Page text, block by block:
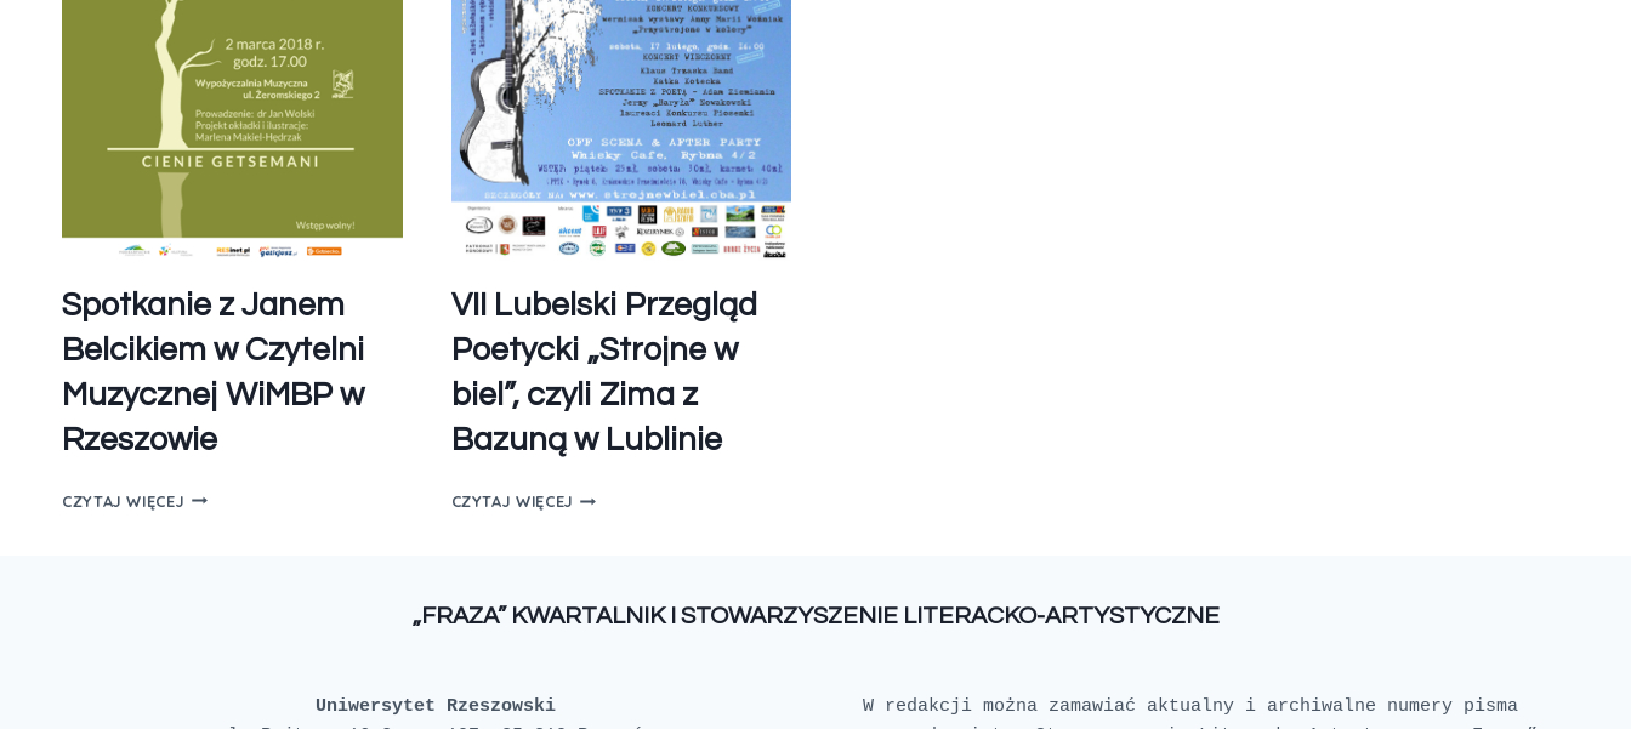
Spotkanie z Janem
Belcikiem w Czytelni
Muzycznej WiMBP w
Rzeszowie
CZYTAJ WIĘCEJ
VII Lubelski Przegląd
Poetycki „Strojne w
biel”, czyli Zima z
Bazuną w Lublinie
CZYTAJ WIĘCEJ
„FRAZA” KWARTALNIK I STOWARZYSZENIE LITERACKO-ARTYSTYCZNE
Uniwersytet Rzeszowski
W redakcji można zamawiać aktualny i archiwalne numery pisma